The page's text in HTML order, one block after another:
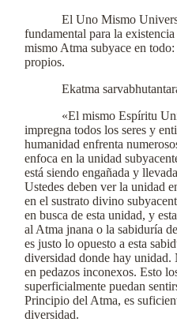
El Uno Mismo
fundamental para la
mismo Atma subyace en
propios.
Ekatma
«El mismo Espíritu
impregna todos los seres y
humanidad enfrenta
enfoca en la unidad
está siendo engañada y
Ustedes deben ver la unidad
en el sustrato divino
en busca de esta unidad, y
al Atma jnana o la sabiduría
es justo lo opuesto a esta
diversidad donde hay
en pedazos inconexos. Esto
superficialmente puedan
Principio del Atma, es
diversidad.